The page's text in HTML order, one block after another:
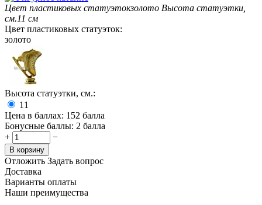
Цвет пластиковых статуэтокзолото Высота статуэтки,
см.11 см
Цвет пластиковых статуэток:
золото
Высота статуэтки, см.:
11
Цена в баллах: 152 балла
Бонусные баллы: 2 балла
+
−
В корзину
Отложить Задать вопрос
Доставка
Варианты оплаты
Наши преимущества